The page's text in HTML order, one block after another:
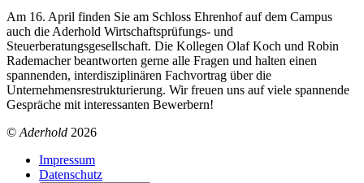
Am 16. April finden Sie am Schloss Ehrenhof auf dem Campus
auch die Aderhold Wirtschaftsprüfungs- und
Steuerberatungsgesellschaft. Die Kollegen Olaf Koch und Robin
Rademacher beantworten gerne alle Fragen und halten einen
spannenden, interdisziplinären Fachvortrag über die
Unternehmensrestrukturierung. Wir freuen uns auf viele spannende
Gespräche mit interessanten Bewerbern!
© Aderhold 2026
Impressum
Datenschutz